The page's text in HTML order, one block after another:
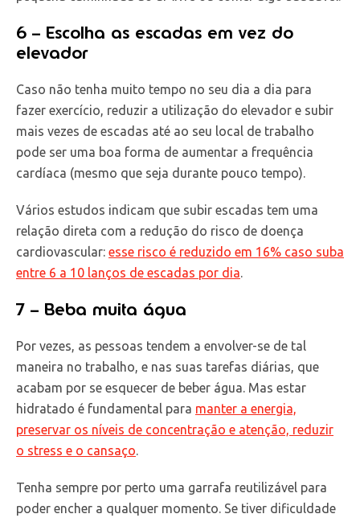
6 – Escolha as escadas em vez do
elevador
Caso não tenha muito tempo no seu dia a dia para
fazer exercício, reduzir a utilização do elevador e subir
mais vezes de escadas até ao seu local de trabalho
pode ser uma boa forma de aumentar a frequência
cardíaca (mesmo que seja durante pouco tempo).
Vários estudos indicam que subir escadas tem uma
relação direta com a redução do risco de doença
cardiovascular: esse risco é reduzido em 16% caso suba
entre 6 a 10 lanços de escadas por dia
7 – Beba muita água
Por vezes, as pessoas tendem a envolver-se de tal
maneira no trabalho, e nas suas tarefas diárias, que
acabam por se esquecer de beber água. Mas estar
hidratado é fundamental para manter a energia,
preservar os níveis de concentração e atenção, reduzir
o stress e o cansaço
Tenha sempre por perto uma garrafa reutilizável para
poder encher a qualquer momento. Se tiver dificuldade